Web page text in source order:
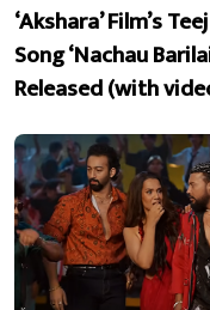
‘Akshara’ Film’s Teej
Song ‘Nachau
Released (with